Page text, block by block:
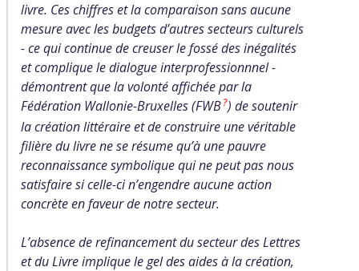
livre. Ces chiffres et la comparaison sans aucune
mesure avec les budgets d’autres secteurs culturels
- ce qui continue de creuser le fossé des inégalités
et complique le dialogue interprofessionnnel -
démontrent que la volonté affichée par la
Fédération Wallonie-Bruxelles (FWB?) de soutenir
la création littéraire et de construire une véritable
filière du livre ne se résume qu’à une pauvre
reconnaissance symbolique qui ne peut pas nous
satisfaire si celle-ci n’engendre aucune action
concrète en faveur de notre secteur.
L’absence de refinancement du secteur des Lettres
et du Livre implique le gel des aides à la création,